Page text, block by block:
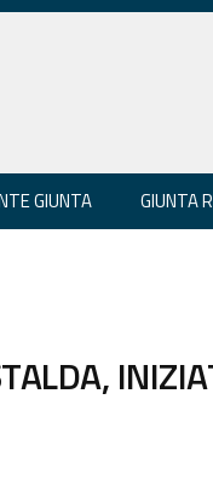
GIUNTA GIUNTA